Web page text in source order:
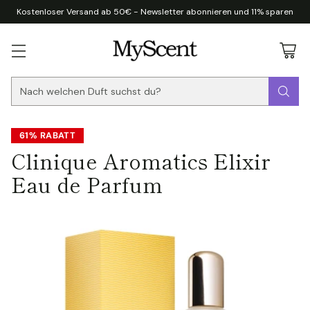
Nach welchen Duft suchst du?
Kostenloser Versand ab 50€ - Newsletter abonnieren und 11% sparen
61% RABATT
Clinique Aromatics Elixir
Eau de Parfum